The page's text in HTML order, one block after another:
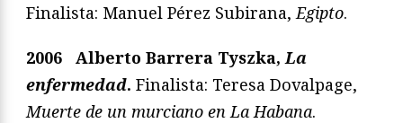
Finalista: Manuel Pérez Subirana, Egipto.
2006 Alberto Barrera Tyszka, La
enfermedad. Finalista: Teresa Dovalpage,
Muerte de un murciano en La Habana.